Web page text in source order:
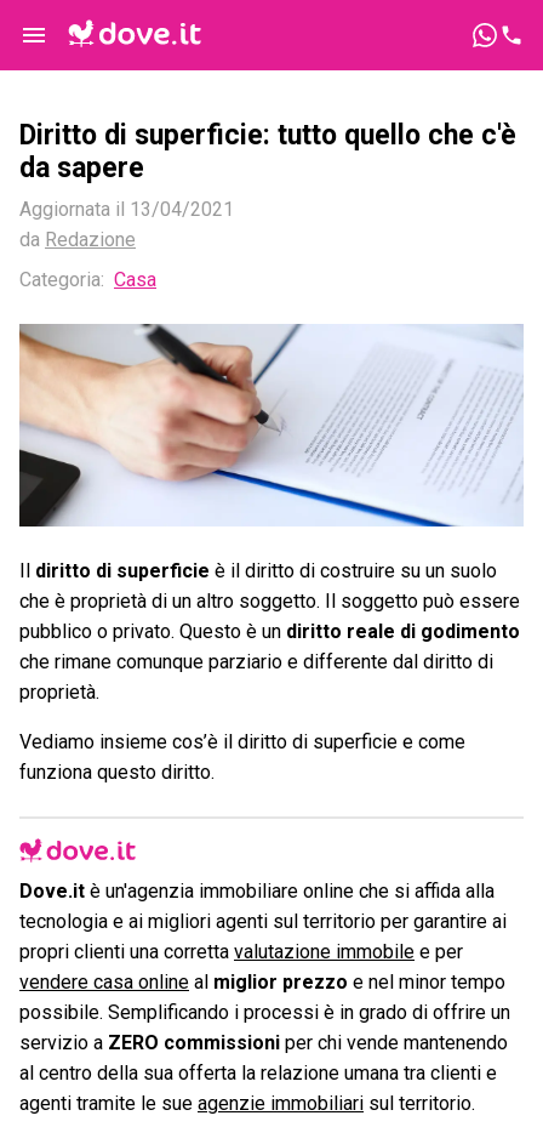
Diritto di superficie: tutto quello che c'è
da sapere
Aggiornata il 13/04/2021
da Redazione
Categoria: Casa
Il diritto di superficie è il diritto di costruire su un suolo
che è proprietà di un altro soggetto. Il soggetto può essere
pubblico o privato. Questo è un diritto reale di godimento
che rimane comunque parziario e differente dal diritto di
proprietà.
Vediamo insieme cos’è il diritto di superficie e come
funziona questo diritto.
Dove.it è un'agenzia immobiliare online che si affida alla
tecnologia e ai migliori agenti sul territorio per garantire ai
propri clienti una corretta valutazione immobile e per
vendere casa online al miglior prezzo e nel minor tempo
possibile. Semplificando i processi è in grado di offrire un
servizio a ZERO commissioni per chi vende mantenendo
al centro della sua offerta la relazione umana tra clienti e
agenti tramite le sue agenzie immobiliari sul territorio.